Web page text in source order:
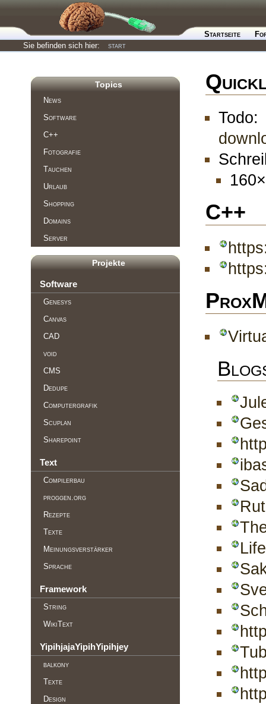
Startseite
Sie befinden sich hier:
start
Topics
News
Software
C++
Fotografie
Tauchen
Urlaub
Shopping
Domains
Server
Projekte
Software
Genesys
Canvas
CAD
void
CMS
Dedupe
Computergrafik
Scuplan
Sharepoint
Text
Compilerbau
proggen.org
Rezepte
Texte
Meinungsverstärker
Sprache
Framework
String
WikiText
YipihjajaYipihYipihjey
balkony
Texte
Design
C++